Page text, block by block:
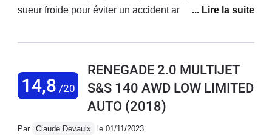
sueur froide pour éviter un accident anti choc ne joue
chose qui a du réel et rapide .La remise en place du
fonctionne très bien belle technologie si on lâché le
volant très peu de temps une sonnerie et rappel de
mettre les mains sur le volant .Sinon en gros bonne
14,8 /20
RENEGADE 2.0 MULTIJET
S&S 140 AWD LOW LIMITED
AUTO (2018)
Par Claude Devaulx le 01/11/2023